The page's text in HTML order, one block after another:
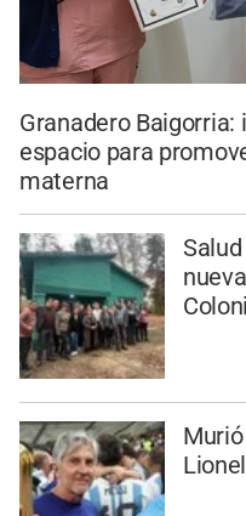
Granadero
espacio para
materna